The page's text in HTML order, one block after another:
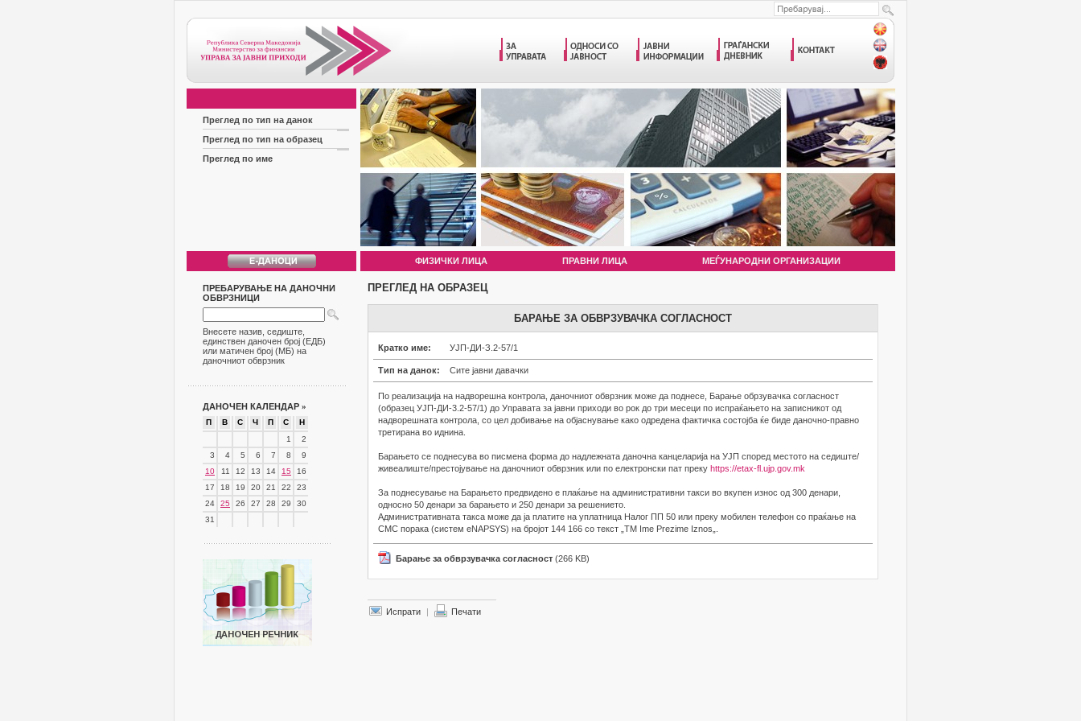
Преглед по тип на данок
Преглед по тип на образец
Преглед по име
ФИЗИЧКИ ЛИЦА ПРАВНИ ЛИЦА МЕЃУНАРОДНИ ОРГАНИЗАЦИИ
ПРЕБАРУВАЊЕ НА ДАНОЧНИ
ОБВРЗНИЦИ
Внесете назив, седиште,
единствен даночен број (ЕДБ)
или матичен број (МБ) на
даночниот обврзник
ДАНОЧЕН КАЛЕНДАР »
П В С Ч П С
Н
1
2
3
4 5 6 7 8
9
10
11 12 13 14 15
16
17
18 19 20 21 22
23
24
25 26 27 28 29
30
31
ПРЕГЛЕД НА ОБРАЗЕЦ
БАРАЊЕ ЗА ОБВРЗУВАЧКА СОГЛАСНОСТ
Кратко име: УЈП-ДИ-З.2-57/1
Тип на данок: Сите јавни давачки
По реализација на надворешна контрола, даночниот обврзник може да поднесе, Барање обрзувачка согласност
(образец УЈП-ДИ-3.2-57/1) до Управата за јавни приходи во рок до три месеци по испраќањето на записникот од
надворешната контрола, со цел добивање на објаснување како одредена фактичка состојба ќе биде даночно-правно
третирана во иднина.
Барањето се поднесува во писмена форма до надлежната даночна канцеларија на УЈП според местото на седиште/
живеалиште/престојување на даночниот обврзник или по електронски пат преку https://etax-fl.ujp.gov.mk
За поднесување на Барањето предвидено е плаќање на административни такси во вкупен износ од 300 денари,
односно 50 денари за барањето и 250 денари за решението.
Административната такса може да ја платите на уплатница Налог ПП 50 или преку мобилен телефон со праќање на
СМС порака (систем eNAPSYS) на бројот 144 166 со текст „TM Ime Prezime Iznos„.
Барање за обврзувачка согласност (266 KB)
Испрати | Печати